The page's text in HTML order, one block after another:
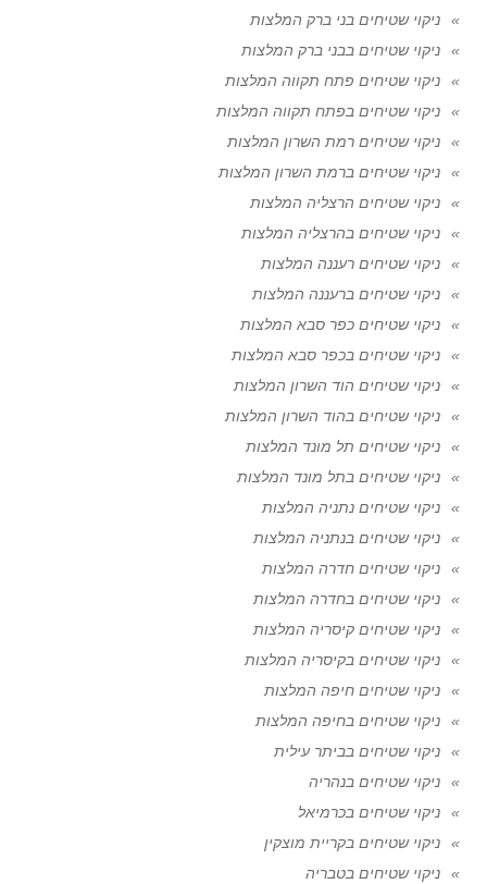
ניקוי שטיחים בני ברק המלצות
ניקוי שטיחים בבני ברק המלצות
ניקוי שטיחים פתח תקווה המלצות
ניקוי שטיחים בפתח תקווה המלצות
ניקוי שטיחים רמת השרון המלצות
ניקוי שטיחים ברמת השרון המלצות
ניקוי שטיחים הרצליה המלצות
ניקוי שטיחים בהרצליה המלצות
ניקוי שטיחים רעננה המלצות
ניקוי שטיחים ברעננה המלצות
ניקוי שטיחים כפר סבא המלצות
ניקוי שטיחים בכפר סבא המלצות
ניקוי שטיחים הוד השרון המלצות
ניקוי שטיחים בהוד השרון המלצות
ניקוי שטיחים תל מונד המלצות
ניקוי שטיחים בתל מונד המלצות
ניקוי שטיחים נתניה המלצות
ניקוי שטיחים בנתניה המלצות
ניקוי שטיחים חדרה המלצות
ניקוי שטיחים בחדרה המלצות
ניקוי שטיחים קיסריה המלצות
ניקוי שטיחים בקיסריה המלצות
ניקוי שטיחים חיפה המלצות
ניקוי שטיחים בחיפה המלצות
ניקוי שטיחים בביתר עילית
ניקוי שטיחים בנהריה
ניקוי שטיחים בכרמיאל
ניקוי שטיחים בקריית מוצקין
ניקוי שטיחים בטבריה